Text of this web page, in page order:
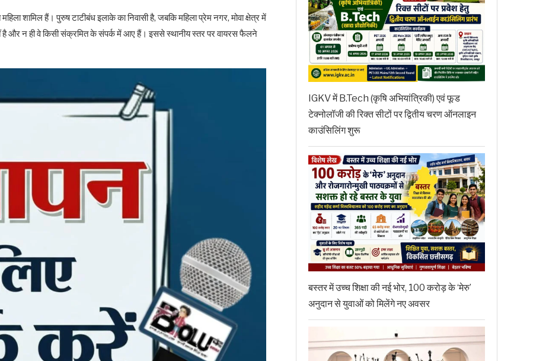
शामिल हैं। पुरुष टाटीबंध इलाके का निवासी है, जबकि महिला प्रेम नगर, मोवा क्षेत्र में
है और न ही वे किसी संक्रमित के संपर्क में आए हैं। इससे स्थानीय स्तर पर वायरस फैलने
IGKV में B.Tech (कृषि अभियांत्रिकी) एवं फूड
टेक्नोलॉजी की रिक्त सीटों पर द्वितीय चरण ऑनलाइन
काउंसिलिंग शुरू
बस्तर में उच्च शिक्षा की नई भोर, 100 करोड़ के ‘मेरु’
अनुदान से युवाओं को मिलेंगे नए अवसर